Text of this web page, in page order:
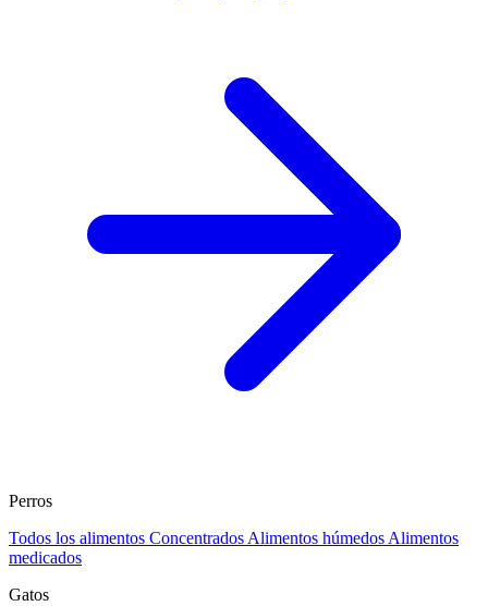
Perros
Todos los alimentos Concentrados Alimentos húmedos Alimentos
medicados
Gatos